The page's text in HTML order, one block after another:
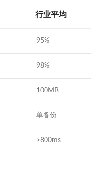
行业平均
95%
98%
100MB
单备份
>800ms